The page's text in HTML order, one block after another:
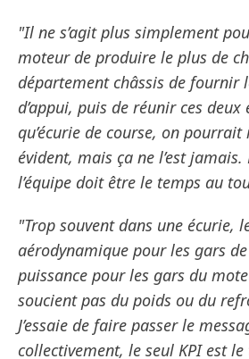
"Il ne s’agit plus simplement
moteur de produire le plus de
département châssis de fournir
d’appui, puis de réunir ces
qu’écurie de course, on pourrait
évident, mais ça ne l’est jamais.
l’équipe doit être le temps au
"Trop souvent dans une écurie,
aérodynamique pour les gars de
puissance pour les gars du
soucient pas du poids ou du
J’essaie de faire passer le
collectivement, le seul KPI est